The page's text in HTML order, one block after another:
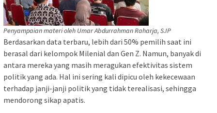
Penyampaian materi oleh Umar Abdurrahman Raharja, S.IP
Berdasarkan data terbaru, lebih dari 50% pemilih saat ini
berasal dari kelompok Milenial dan Gen Z. Namun, banyak di
antara mereka yang masih meragukan efektivitas sistem
politik yang ada. Hal ini sering kali dipicu oleh kekecewaan
terhadap janji-janji politik yang tidak terealisasi, sehingga
mendorong sikap apatis.